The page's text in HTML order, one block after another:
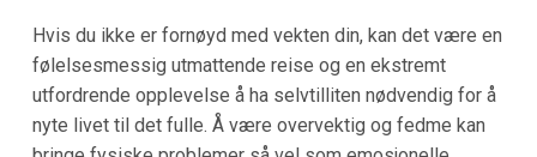
Hvis du ikke er fornøyd med vekten din, kan det være en
følelsesmessig utmattende reise og en ekstremt
utfordrende opplevelse å ha selvtilliten nødvendig for å
nyte livet til det fulle. Å være overvektig og fedme kan